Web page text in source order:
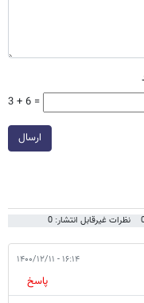
3 + 6 =
ارسال
نظرات غیرقابل انتشار: 0
۱۶:۱۴ - ۱۴۰۰/۱۲/۱۱
پاسخ